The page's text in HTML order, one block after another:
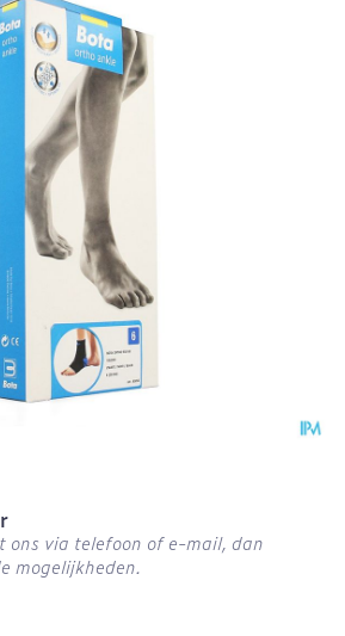
ons via telefoon of e-mail, dan
mogelijkheden.